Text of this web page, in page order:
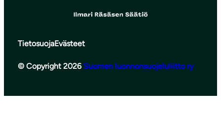
TietosuojaEvästeet
© Copyright 2026 Suomen luonnonsuojeluliitto ry